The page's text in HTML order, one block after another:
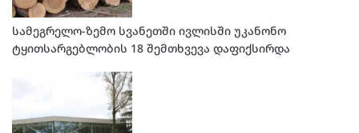
სამეგრელო-ზემო სვანეთში ივლისში უკანონო
ტყითსარგებლობის 18 შემთხვევა დაფიქსირდა